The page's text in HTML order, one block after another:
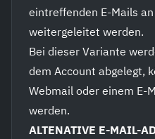
eintreffenden E-Mails
weitergeleitet werden.
Bei dieser Variante
dem Account abgelegt,
Webmail oder einem E-
werden.
ALTENATIVE E-MAIL-